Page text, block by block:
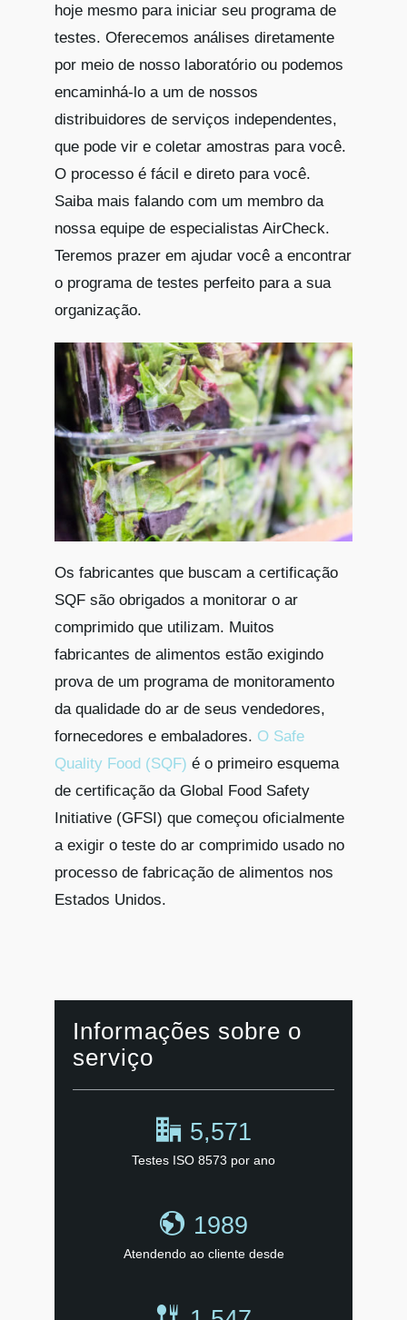
hoje mesmo para iniciar seu programa de
testes. Oferecemos análises diretamente
por meio de nosso laboratório ou podemos
encaminhá-lo a um de nossos
distribuidores de serviços independentes,
que pode vir e coletar amostras para você.
O processo é fácil e direto para você.
Saiba mais falando com um membro da
nossa equipe de especialistas AirCheck.
Teremos prazer em ajudar você a encontrar
o programa de testes perfeito para a sua
organização.
Os fabricantes que buscam a certificação
SQF são obrigados a monitorar o ar
comprimido que utilizam. Muitos
fabricantes de alimentos estão exigindo
prova de um programa de monitoramento
da qualidade do ar de seus vendedores,
fornecedores e embaladores. O Safe
Quality Food (SQF) é o primeiro esquema
de certificação da Global Food Safety
Initiative (GFSI) que começou oficialmente
a exigir o teste do ar comprimido usado no
processo de fabricação de alimentos nos
Estados Unidos.
Informações sobre o
serviço
5,571
Testes ISO 8573 por ano
1989
Atendendo ao cliente desde